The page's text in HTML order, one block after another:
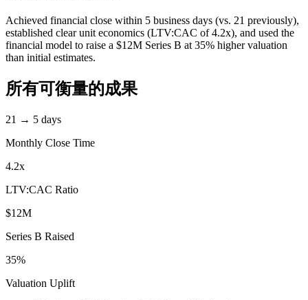
Achieved financial close within 5 business days (vs. 21 previously),
established clear unit economics (LTV:CAC of 4.2x), and used the
financial model to raise a $12M Series B at 35% higher valuation
than initial estimates.
所有可衡量的成果
21 → 5 days
Monthly Close Time
4.2x
LTV:CAC Ratio
$12M
Series B Raised
35%
Valuation Uplift